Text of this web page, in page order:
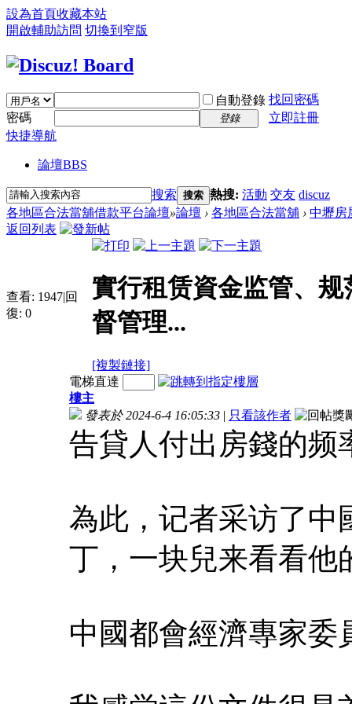
設為首頁收藏本站
開啟輔助訪問 切換到窄版
自動登錄 找回密碼
密碼
登錄
立即註冊
快捷導航
論壇BBS
搜索 搜索 熱搜: 活動 交友 discuz
各地區合法當舖借款平台論壇»論壇 › 各地區合法當舖 › 中壢房
返回列表
查看: 1947|回
復: 0
實行租赁資金监管、
督管理...
[複製鏈接]
電梯直達
樓主
發表於 2024-6-4 16:05:33 | 只看該作者
告貸人付出房錢的频
為此，记者采访了中
丁，一块兒来看看他
中國都會經濟專家委